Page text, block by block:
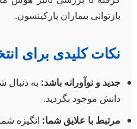
بازتوانی بیماران پارکینسون.
نکات کلیدی برای
جدید و نوآورانه باشد: به دنبال
دانش موجود بگردید.
مرتبط با علایق شما: انگیزه